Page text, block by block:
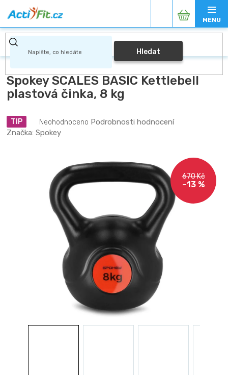
na
obsah
Hledat
Nákupní
košík
Spokey SCALES BASIC Kettlebell
plastová činka, 8 kg
TIP
Průměrné
hodnocení
hvězdiček.
Neohodnoceno Podrobnosti hodnocení
Značka: Spokey
670 Kč
–13 %